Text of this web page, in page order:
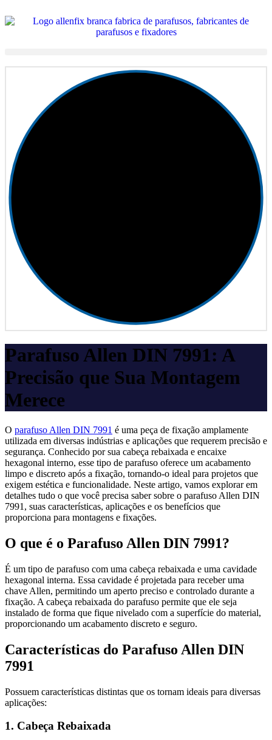
Parafuso Allen DIN 7991: A
Precisão que Sua Montagem
Merece
O parafuso Allen DIN 7991 é uma peça de fixação amplamente
utilizada em diversas indústrias e aplicações que requerem precisão e
segurança. Conhecido por sua cabeça rebaixada e encaixe
hexagonal interno, esse tipo de parafuso oferece um acabamento
limpo e discreto após a fixação, tornando-o ideal para projetos que
exigem estética e funcionalidade. Neste artigo, vamos explorar em
detalhes tudo o que você precisa saber sobre o parafuso Allen DIN
7991, suas características, aplicações e os benefícios que
proporciona para montagens e fixações.
O que é o Parafuso Allen DIN 7991?
É um tipo de parafuso com uma cabeça rebaixada e uma cavidade
hexagonal interna. Essa cavidade é projetada para receber uma
chave Allen, permitindo um aperto preciso e controlado durante a
fixação. A cabeça rebaixada do parafuso permite que ele seja
instalado de forma que fique nivelado com a superfície do material,
proporcionando um acabamento discreto e seguro.
Características do Parafuso Allen DIN
7991
Possuem características distintas que os tornam ideais para diversas
aplicações:
1. Cabeça Rebaixada